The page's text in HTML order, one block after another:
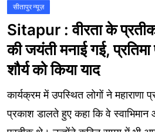
नई दिल्ली
कृषि
टेक्नोलॉजी / बिजनेस
वायरल न्यूज़
सीतापुर न्यूज़
Sitapur : वीरता के प्रतीक
की जयंती मनाई गई, प्रतिमा
शौर्य को किया याद
कार्यक्रम में उपस्थित लोगों ने महाराणा
प्रकाश डालते हुए कहा कि वे